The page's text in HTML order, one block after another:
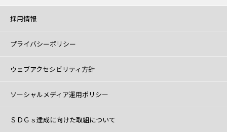
採用情報
プライバシーポリシー
ウェブアクセシビリティ方針
ソーシャルメディア運用ポリシー
ＳＤＧｓ達成に向けた取組について